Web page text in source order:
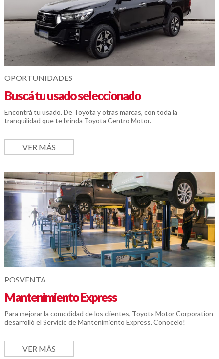
OPORTUNIDADES
Buscá tu usado seleccionado
Encontrá tu usado. De Toyota y otras marcas, con toda la
tranquilidad que te brinda Toyota Centro Motor.
VER MÁS
POSVENTA
Mantenimiento Express
Para mejorar la comodidad de los clientes, Toyota Motor Corporation
desarrolló el Servicio de Mantenimiento Express. Conocelo!
VER MÁS